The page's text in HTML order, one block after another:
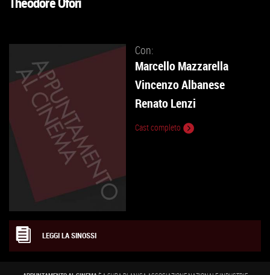
VAI
Con:
Marcello Mazzarella
Vincenzo Albanese
Renato Lenzi
Cast completo
LEGGI LA SINOSSI